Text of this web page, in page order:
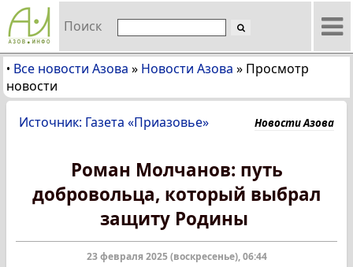
Поиск
• Все новости Азова » Новости Азова » Просмотр
новости
Источник: Газета «Приазовье» Новости Азова
Роман Молчанов: путь
добровольца, который выбрал
защиту Родины
23 февраля 2025 (воскресенье), 06:44